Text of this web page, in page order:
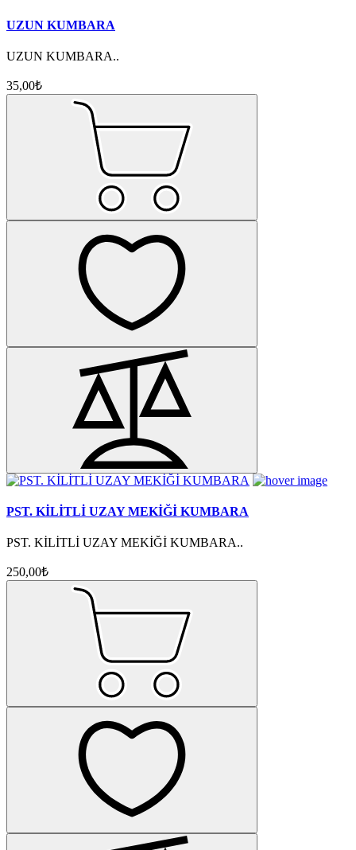
UZUN KUMBARA
UZUN KUMBARA..
35,00₺
PST. KİLİTLİ UZAY MEKİĞİ KUMBARA
PST. KİLİTLİ UZAY MEKİĞİ KUMBARA..
250,00₺